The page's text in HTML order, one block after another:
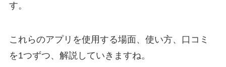
す。
これらのアプリを使用する場面、使い方、口コミ
を1つずつ、解説していきますね。